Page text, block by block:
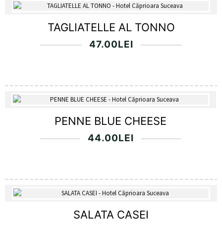
TAGLIATELLE AL TONNO
47.00LEI
PENNE BLUE CHEESE
44.00LEI
SALATA CASEI